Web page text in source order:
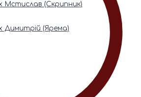
Мстислав (Скрипник)
Димитрій (Ярема)